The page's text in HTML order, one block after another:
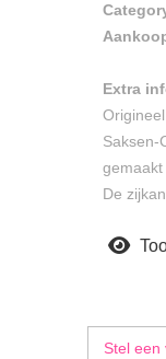
Extra
De
Stel een